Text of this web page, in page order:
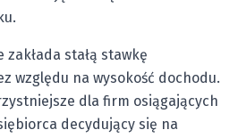
stałą stawkę
względu na wysokość dochodu.
dla firm osiągających
decydujący się na